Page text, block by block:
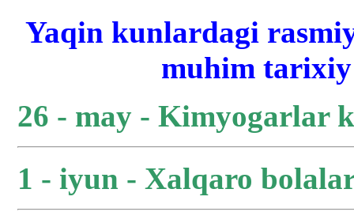
Yaqin kunlardagi
muhim
26 - may - Kimyogarlar
1 - iyun - Xalqaro